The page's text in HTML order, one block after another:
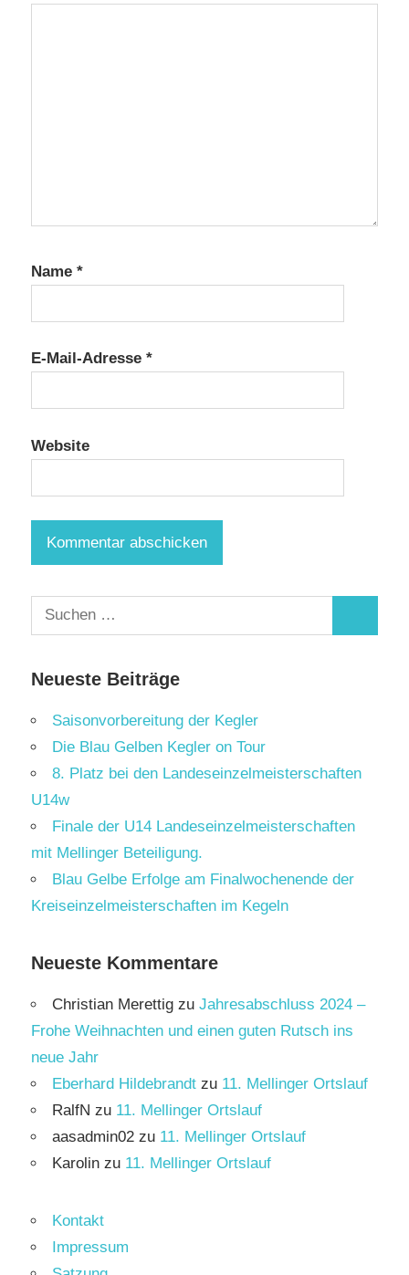
Name *
E-Mail-Adresse *
Website
Suchen
nach:
Neueste Beiträge
Saisonvorbereitung der Kegler
Die Blau Gelben Kegler on Tour
8. Platz bei den Landeseinzelmeisterschaften
U14w
Finale der U14 Landeseinzelmeisterschaften
mit Mellinger Beteiligung.
Blau Gelbe Erfolge am Finalwochenende der
Kreiseinzelmeisterschaften im Kegeln
Neueste Kommentare
Christian Merettig zu Jahresabschluss 2024 –
Frohe Weihnachten und einen guten Rutsch ins
neue Jahr
Eberhard Hildebrandt zu 11. Mellinger Ortslauf
RalfN zu 11. Mellinger Ortslauf
aasadmin02 zu 11. Mellinger Ortslauf
Karolin zu 11. Mellinger Ortslauf
Kontakt
Impressum